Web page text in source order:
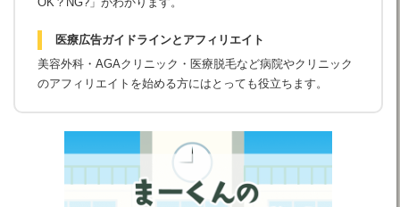
医療広告ガイドラインとアフィリエイト
美容外科・AGAクリニック・医療脱毛など病院やクリニック
のアフィリエイトを始める方にはとっても役立ちます。